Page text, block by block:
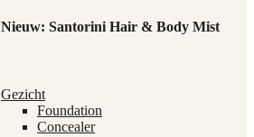
Nieuw: Santorini Hair & Body Mist
Gezicht
Foundation
Concealer